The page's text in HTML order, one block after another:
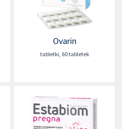
Ovarin
tabletki, 60 tabletek